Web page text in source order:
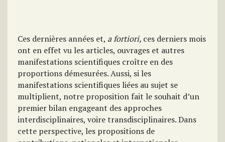
Ces dernières années et, a fortiori, ces derniers mois
ont en effet vu les articles, ouvrages et autres
manifestations scientifiques croître en des
proportions démesurées. Aussi, si les
manifestations scientifiques liées au sujet se
multiplient, notre proposition fait le souhait d’un
premier bilan engageant des approches
interdisciplinaires, voire transdisciplinaires. Dans
cette perspective, les propositions de